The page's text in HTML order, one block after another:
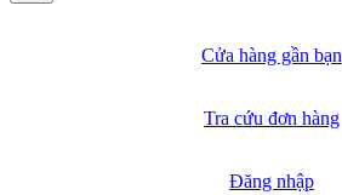
Cửa hàng gần bạn
Tra cứu đơn hàng
Đăng nhập